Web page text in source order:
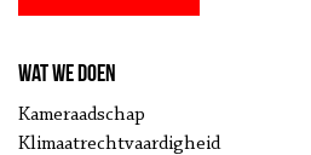
Wat we doen
Kameraadschap
Klimaatrechtvaardigheid